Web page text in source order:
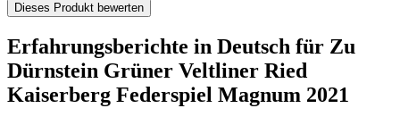
Dieses Produkt bewerten
Erfahrungsberichte in Deutsch für Zu
Dürnstein Grüner Veltliner Ried
Kaiserberg Federspiel Magnum 2021